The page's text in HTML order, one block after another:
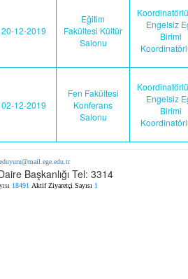
20-12-2019
Eğitim
Fakültesi Kültür
Salonu
Engelsiz
Birimi
02-12-2019
Fen Fakültesi
Konferans
Salonu
Engelsiz
Birimi
Başkanlığı Tel: 3314
18491 Aktif Ziyaretçi Sayısı 1